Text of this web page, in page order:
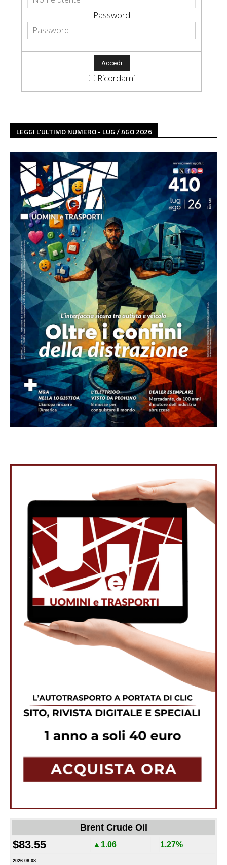
Password
Ricordami
LEGGI L'ULTIMO NUMERO - LUG / AGO 2026
Brent Crude Oil
$83.55 ▲1.06 1.27%
2026.08.08